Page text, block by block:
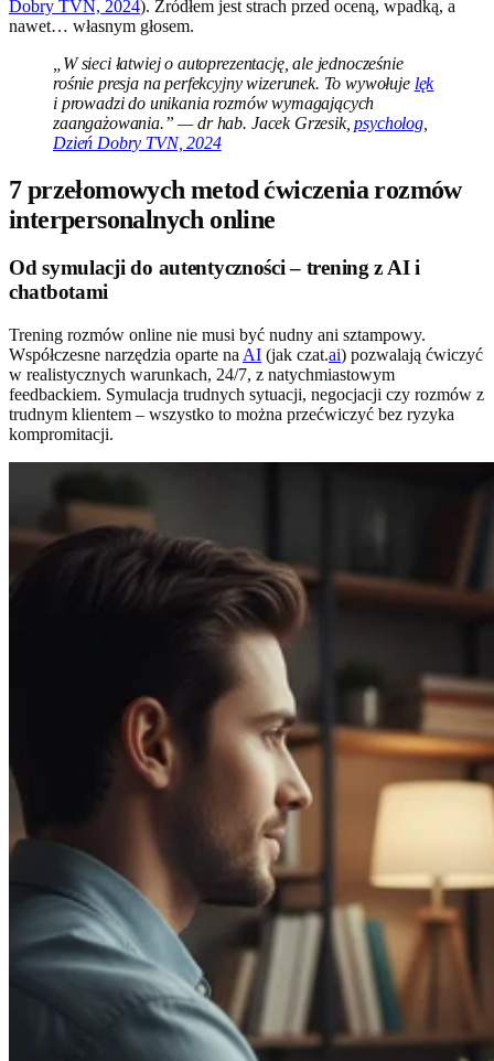
Dobry TVN, 2024). Źródłem jest strach przed oceną, wpadką, a
nawet… własnym głosem.
„W sieci łatwiej o autoprezentację, ale jednocześnie
rośnie presja na perfekcyjny wizerunek. To wywołuje lęk
i prowadzi do unikania rozmów wymagających
zaangażowania.” — dr hab. Jacek Grzesik,psycholog
Dzień Dobry TVN, 2024
7 przełomowych metod ćwiczenia rozmów
interpersonalnych online
Od symulacji do autentyczności – trening z AI i
chatbotami
Trening rozmów online nie musi być nudny ani sztampowy.
Współczesne narzędzia oparte na AI (jak czat.ai) pozwalają ćwiczyć
w realistycznych warunkach, 24/7, z natychmiastowym
feedbackiem. Symulacja trudnych sytuacji, negocjacji czy rozmów z
trudnym klientem – wszystko to można przećwiczyć bez ryzyka
kompromitacji.